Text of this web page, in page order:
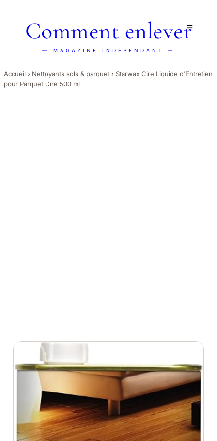
Comment enlever
— MAGAZINE INDÉPENDANT —
Accueil › Nettoyants sols & parquet › Starwax Cire Liquide d'Entretien
pour Parquet Ciré 500 ml